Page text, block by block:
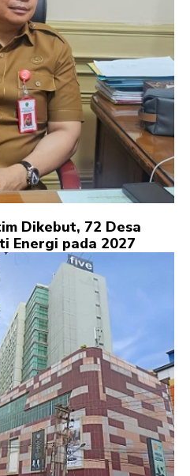
Dikebut, 72 Desa
Energi pada 2027